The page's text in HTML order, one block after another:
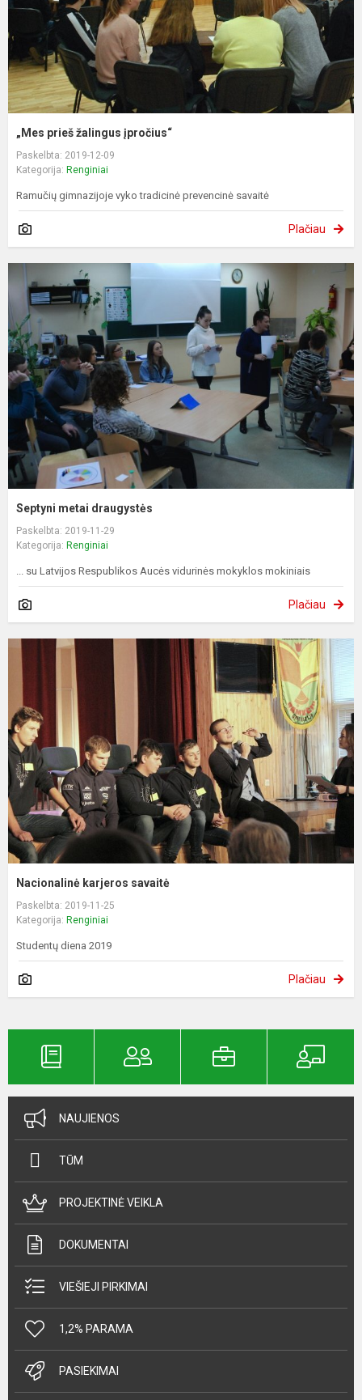
„Mes prieš žalingus įpročius“
Paskelbta: 2019-12-09
Kategorija: Renginiai
Ramučių gimnazijoje vyko tradicinė prevencinė savaitė
Plačiau
Septyni metai draugystės
Paskelbta: 2019-11-29
Kategorija: Renginiai
... su Latvijos Respublikos Aucės vidurinės mokyklos mokiniais
Plačiau
Nacionalinė karjeros savaitė
Paskelbta: 2019-11-25
Kategorija: Renginiai
Studentų diena 2019
Plačiau
NAUJIENOS
TŪM
PROJEKTINĖ VEIKLA
DOKUMENTAI
VIEŠIEJI PIRKIMAI
1,2% PARAMA
PASIEKIMAI